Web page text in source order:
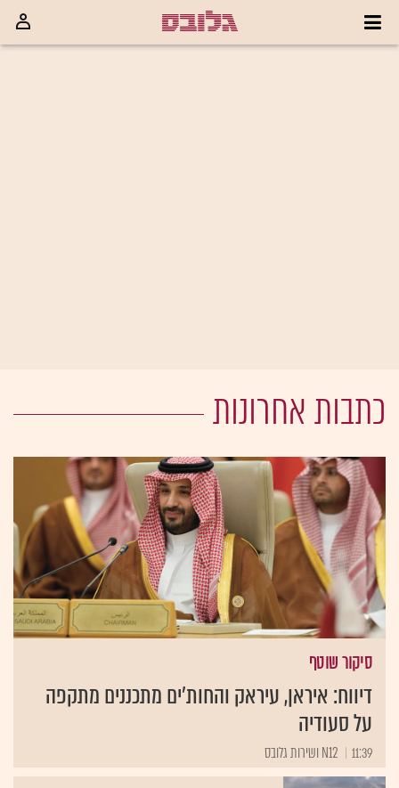
כתבות אחרונות
סיקור שוטף
דיווח: איראן, עיראק והחות'ים מתכננים מתקפה
על סעודיה
11:39 N12 ושירות גלובס